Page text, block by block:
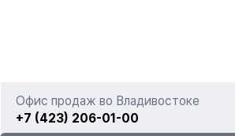
Офис продаж во Владивостоке
+7 (423) 206-01-00